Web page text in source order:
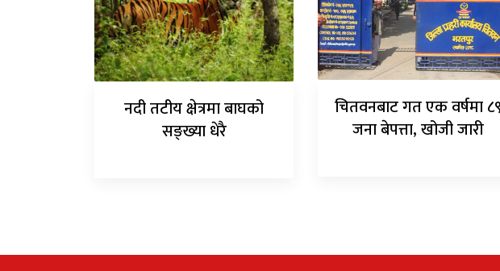
नदी तटीय क्षेत्रमा बाघको
सङ्ख्या धेरै
चितवनबाट गत एक वर्षमा ८९
जना बेपत्ता, खोजी जारी